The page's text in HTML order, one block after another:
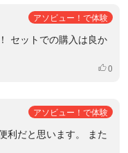
アソビュー！で体験
セットでの購入は良か
いいね
0
アソビュー！で体験
利だと思います。 また